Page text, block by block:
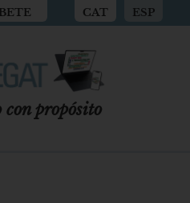
CAT ESP
propósito